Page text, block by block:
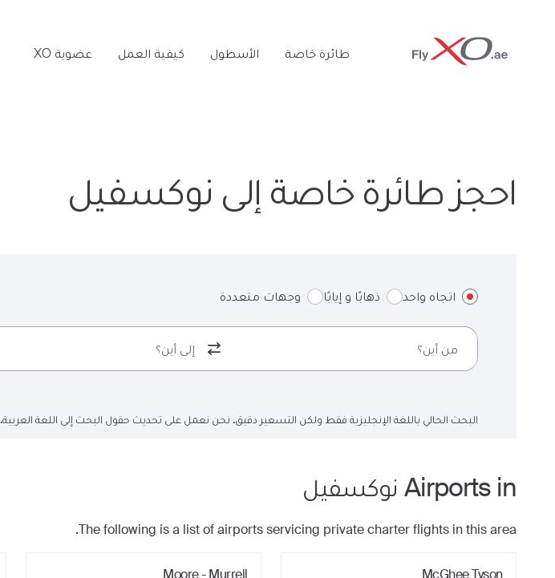
Private
Jet
طائرة خاصة الأسطول كيفية العمل عضوية XO
احجز طائرة خاصة إلى نوكسفيل
اتجاه واحد ذهابًا و إيابًا وجهات متعددة
البحث الحالي باللغة الإنجليزية فقط ولكن التسعير دقيق. نحن نعمل على تحديث حقول البحث إلى اللغة العربية.
Airports in نوكسفيل
The following is a list of airports servicing private charter flights in this area.
McGhee Tyson
Moore - Murrell